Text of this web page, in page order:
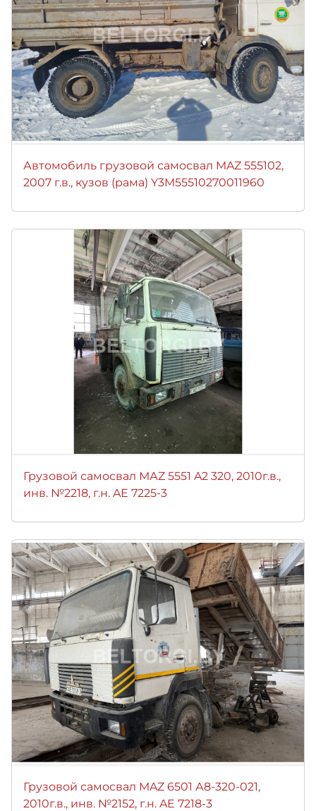
Автомобиль грузовой самосвал MAZ 555102,
2007 г.в., кузов (рама) Y3M55510270011960
Грузовой самосвал МАZ 5551 A2 320, 2010г.в.,
инв. №2218, г.н. AE 7225-3
Грузовой самосвал MAZ 6501 А8-320-021,
2010г.в., инв. №2152, г.н. AE 7218-3